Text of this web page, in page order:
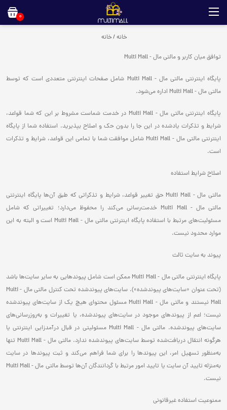
0
خانه/خانه
توافق میان کاربر و مالتی مال - Multi Mall
پایگاه اینترنتی مالتی مال - Multi Mall شامل صفحات اینترنتی متعددی است که توسط
مالتی مال - Multi Mall اداره می‌شود.
پایگاه اینترنتی مالتی مال - Multi Mall در خدمت شماست مشروط بر این ‌که شما قواعد،
شرایط و تذکرات یادشده در این‌ جا را بدون حک و اصلاح بپذیرید. استفاده شما از پایگاه
اینترنتی مالتی مال - Multi Mall شامل موافقت شما با تمامی این قواعد، شرایط و تذکرات
است.
اصلاح شرایط استفاده
مالتی مال - Multi Mall حق تغییر قواعد، شرایط و تذکراتی که طبق آن‌ها پایگاه اینترنتی
مالتی مال - Multi Mall خدمت‌رسانی می‌کند را محفوظ می‌دارد؛ تغییراتی که شامل
مسئولیت‌های مرتبط با استفاده پایگاه‌ اینترنتی مالتی مال - Multi Mall است و البته به این
موارد محدود نیست.
پیوند به سایت‌ ثالث
پایگاه اینترنتی مالتی مال - Multi Mall ممکن است شامل پیوند‌هایی به سایر سایت‌ها باشد
(تحت عنوان «سایت‌های پیوند‌شده»). سایت‌های پیوند‌شده تحت کنترل مالتی مال - Multi
Mall نیستند و مالتی مال - Multi Mall مسئول محتوای هیچ یک از سایت‌های پیوند‌شده
نیست؛ اعم از پیوند‌های موجود در سایت‌های پیوند‌شده، یا تغییرات و به‌روز‌رسانی‌های
سایت‌های پیوند‌شده. مالتی مال - Multi Mall مسئولیتی در قبال درآمدزایی اینترنتی یا
هرگونه انتقال دریافت‌شده توسط سایت‌های پیوند‌شده ندارد. مالتی مال - Multi Mall تنها
به‌منظور تسهیل امر، این پیوند‌ها را برای شما فراهم می‌کند و ثبت پیوند‌ها در سایت
به‌منزله تایید آن سایت یا تایید امور مرتبط با گردانندگان آن‌ها توسط مالتی مال - Multi Mall
نیست.
ممنوعیت استفاده غیرقانونی